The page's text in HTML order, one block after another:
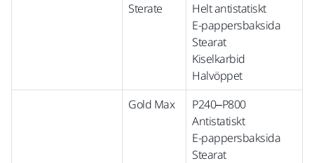
Sterate
Helt antistatiskt
E-pappersbaksida
Stearat
Kiselkarbid
Halvöppet
Gold Max
P240–P800
Antistatiskt
E-pappersbaksida
Stearat